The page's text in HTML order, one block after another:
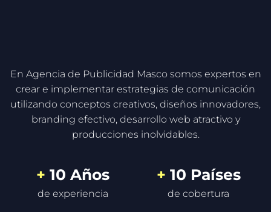
En Agencia de Publicidad Masco somos expertos en
crear e implementar estrategias de comunicación
utilizando conceptos creativos, diseños innovadores,
branding efectivo, desarrollo web atractivo y
producciones inolvidables.
de experiencia
+ 10 Años
de cobertura
+ 10 Países